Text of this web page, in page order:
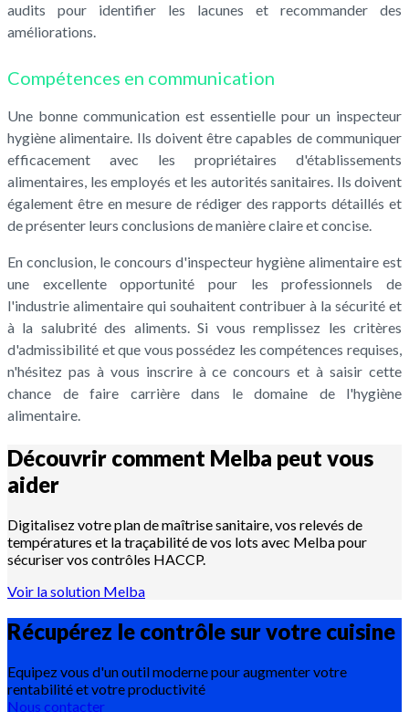
audits pour identifier les lacunes et recommander des
améliorations.
Compétences en communication
Une bonne communication est essentielle pour un inspecteur
hygiène alimentaire. Ils doivent être capables de communiquer
efficacement avec les propriétaires d'établissements
alimentaires, les employés et les autorités sanitaires. Ils doivent
également être en mesure de rédiger des rapports détaillés et
de présenter leurs conclusions de manière claire et concise.
En conclusion, le concours d'inspecteur hygiène alimentaire est
une excellente opportunité pour les professionnels de
l'industrie alimentaire qui souhaitent contribuer à la sécurité et
à la salubrité des aliments. Si vous remplissez les critères
d'admissibilité et que vous possédez les compétences requises,
n'hésitez pas à vous inscrire à ce concours et à saisir cette
chance de faire carrière dans le domaine de l'hygiène
alimentaire.
Découvrir comment Melba peut vous
aider
Digitalisez votre plan de maîtrise sanitaire, vos relevés de
températures et la traçabilité de vos lots avec Melba pour
sécuriser vos contrôles HACCP.
Voir la solution Melba
Récupérez le contrôle sur votre cuisine
Equipez vous d'un outil moderne pour augmenter votre
rentabilité et votre productivité
Nous contacter